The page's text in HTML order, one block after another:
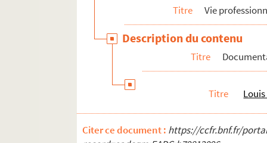
Titre Vie
Description du contenu
Titre
Titre
Citer ce document : https://ccfr.bnf.fr/